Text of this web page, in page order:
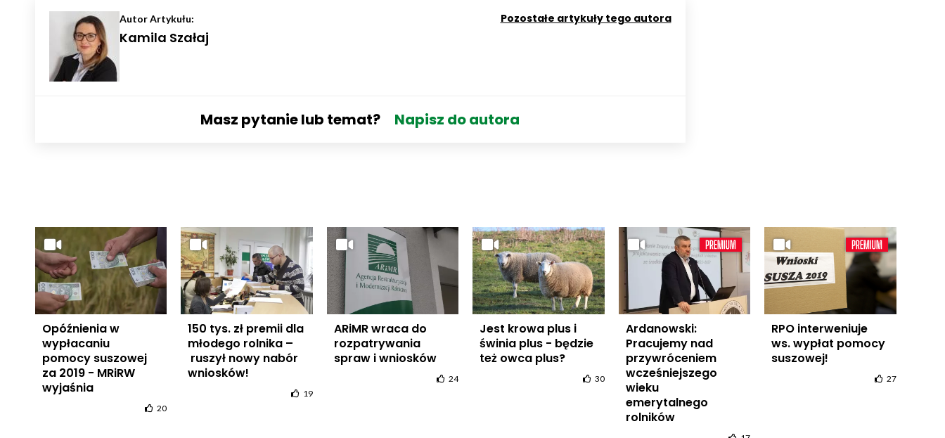
Autor Artykułu:
Kamila Szałaj
Pozostałe artykuły tego autora
Masz pytanie lub temat? Napisz do autora
Opóźnienia w
wypłacaniu
pomocy suszowej
za 2019 - MRiRW
wyjaśnia
20
150 tys. zł premii dla
młodego rolnika –
ruszył nowy nabór
wniosków!
19
ARiMR wraca do
rozpatrywania
spraw i wniosków
24
Jest krowa plus i
świnia plus - będzie
też owca plus?
30
Ardanowski:
Pracujemy nad
przywróceniem
wcześniejszego
wieku
emerytalnego
rolników
RPO interweniuje
ws. wypłat pomocy
suszowej!
27